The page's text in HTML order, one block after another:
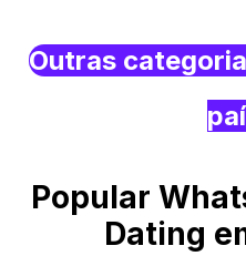
Outras
Popular
Dating